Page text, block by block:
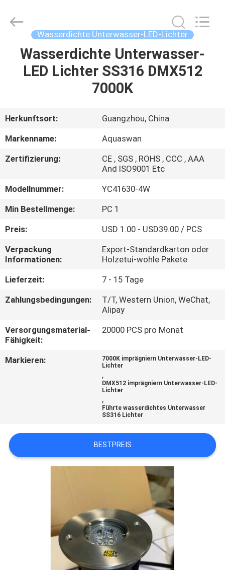
HAUS
ÜBER
UNS
FABRIK-
AUSFLUG
QUALITÄTSKONTROLLE
TRETEN
SIE
MIT
UNS
VERBINDUNG
FORDERN
NEWS
co,.ltd.
Wasserdichte Unterwasser-LED-Lichter
Wasserdichte Unterwasser-
LED Lichter SS316 DMX512
7000K
Herkunftsort:
Guangzhou, China
Markenname:
Aquaswan
Zertifizierung:
CE , SGS , ROHS , CCC , AAA
And ISO9001 Etc
Modellnummer:
YC41630-4W
Min Bestellmenge:
PC 1
Preis:
USD 1.00 - USD39.00 / PCS
Verpackung
Informationen:
Export-Standardkarton oder
Holzetui-wohle Pakete
Lieferzeit:
7 - 15 Tage
Zahlungsbedingungen:
T/T, Western Union, WeChat,
Alipay
Versorgungsmaterial-
Fähigkeit:
20000 PCS pro Monat
Markieren:
7000K imprägniern Unterwasser-LED-
Lichter
,
DMX512 imprägniern Unterwasser-LED-
Lichter
,
Führte wasserdichtes Unterwasser
SS316 Lichter
BESTPREIS